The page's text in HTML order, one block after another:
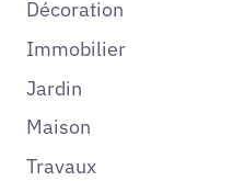
Décoration
Immobilier
Jardin
Maison
Travaux